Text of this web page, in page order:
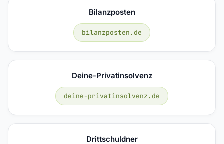
Bilanzposten
bilanzposten.de
Deine-Privatinsolvenz
deine-privatinsolvenz.de
Drittschuldner